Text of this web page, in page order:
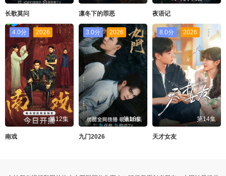
长歌莫问 凛冬下的罪恶 夜语记
4.0分 2026
第12集
南戏
3.0分 2026
第16集
九门2026
8.0分 2026
第14集
天才女友